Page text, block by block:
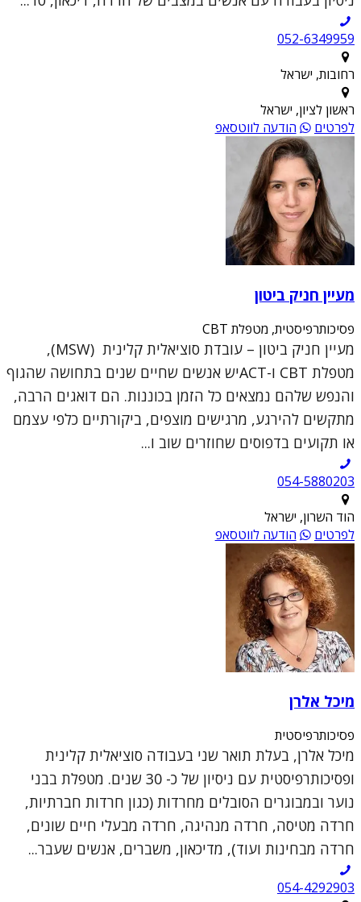
052-6349959
רחובות, ישראל
ראשון לציון, ישראל
לפרטים
הודעה לווטסאפ
מעיין חניק ביטון
פסיכותרפיסטית, מטפלת CBT
מעיין חניק ביטון – עובדת סוציאלית קלינית (MSW),
מטפלת CBT ו-ACTיש אנשים שחיים שנים בתחושה שהגוף
והנפש שלהם נמצאים כל הזמן בכוננות. הם דואגים הרבה,
מתקשים להירגע, מרגישים מוצפים, ביקורתיים כלפי עצמם
או תקועים בדפוסים שחוזרים שוב ו...
054-5880203
הוד השרון, ישראל
לפרטים
הודעה לווטסאפ
מיכל אלרן
פסיכותרפיסטית
מיכל אלרן, בעלת תואר שני בעבודה סוציאלית קלינית
ופסיכותרפיסטית עם ניסיון של כ- 30 שנים. מטפלת בבני
נוער ובמבוגרים הסובלים מחרדות (כגון חרדות חברתיות,
חרדה מטיסה, חרדה מנהיגה, חרדה מבעלי חיים שונים,
חרדה מבחינות ועוד), מדיכאון, משברים, אנשים שעבר...
054-4292903